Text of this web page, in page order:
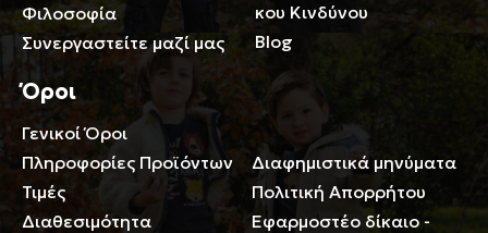
Φιλοσοφία
Συνεργαστείτε μαζί μας
κου Κινδύνου
Blog
Όροι
Γενικοί Όροι
Πληροφορίες Προϊόντων
Τιμές
Διαθεσιμότητα
Περιορισμοί ευθύνης
Διαφημιστικά μηνύματα
Πολιτική Απορρήτου
Εφαρμοστέο δίκαιο -